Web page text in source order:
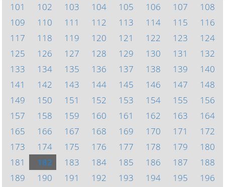
101
102 103 104 105 106 107
108
109
110 111 112 113 114 115
116
117
118 119 120 121 122 123
124
125
126 127 128 129 130 131
132
133
134 135 136 137 138 139
140
141
142 143 144 145 146 147
148
149
150 151 152 153 154 155
156
157
158 159 160 161 162 163
164
165
166 167 168 169 170 171
172
173
174 175 176 177 178 179
180
181
182 183 184 185 186 187
188
189
190 191 192 193 194 195
196